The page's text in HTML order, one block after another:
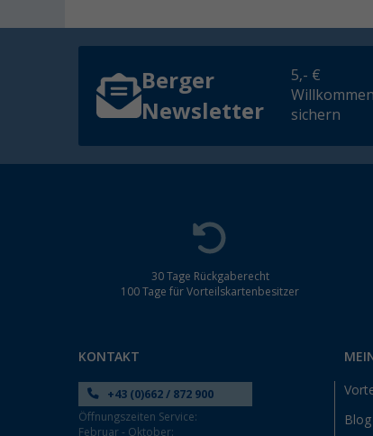
Berger
Newsletter
5,- €
sichern
30 Tage Rückgaberecht
100 Tage für Vorteilskartenbesitzer
KONTAKT
+43 (0)662 / 872 900
Öffnungszeiten Service:
Februar - Oktober:
Blog